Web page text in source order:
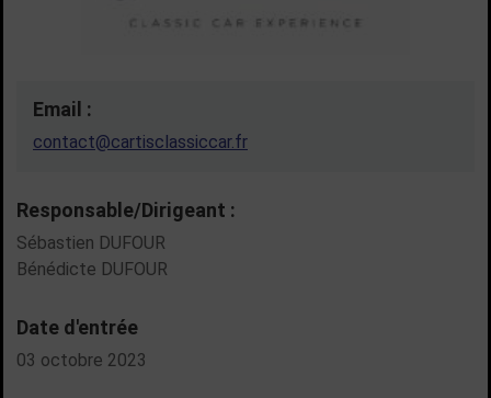
Responsable/Dirigeant :
Sébastien DUFOUR
Bénédicte DUFOUR
Date d'entrée
03 octobre 2023
Email :
contact@cartisclassiccar.fr